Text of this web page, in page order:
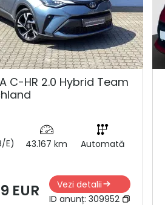
C-HR 2.0 Hybrid Team
E) 43.167 km Automată
EUR
Vezi detalii
ID anunț:309952